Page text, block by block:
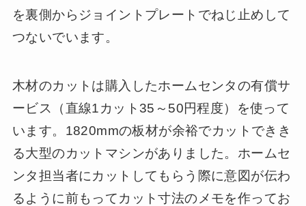
を裏側からジョイントプレートでねじ止めして
つないでいます。
木材のカットは購入したホームセンタの有償サ
ービス（直線1カット35～50円程度）を使って
います。1820mmの板材が余裕でカットできき
る大型のカットマシンがありました。ホームセ
ンタ担当者にカットしてもらう際に意図が伝わ
るように前もってカット寸法のメモを作ってお